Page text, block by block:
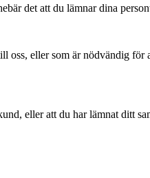
det att du lämnar dina
oss, eller som är nödvändig
eller att du har lämnat ditt